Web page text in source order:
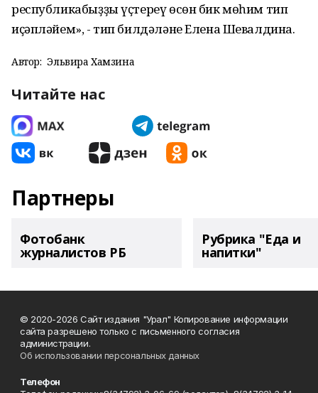
республикабыҙҙы үҫтереү өсөн бик мөһим тип
иҫәпләйем», - тип билдәләне Елена Шевалдина.
Автор: Эльвира Хамзина
Читайте нас
Партнеры
Фотобанк
журналистов РБ
Рубрика "Еда и
напитки"
© 2020-2026 Сайт издания "Урал" Копирование информации
сайта разрешено только с письменного согласия
администрации.
Об использовании персональных данных
Телефон